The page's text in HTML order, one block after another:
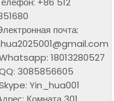
почта:
18013280527
3085856605
Yin_hua001